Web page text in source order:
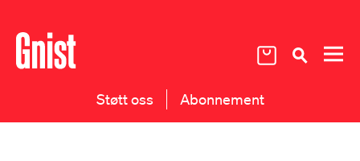
Støtt oss Abonnement